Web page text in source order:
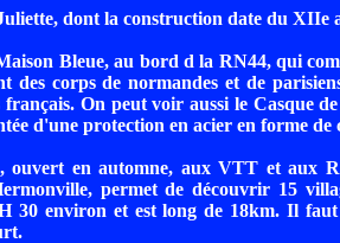
dont la construction date du XIIe
Bleue, au bord d la RN44, qui
des corps de normandes et de
français. On peut voir aussi le Casque
d'une protection en acier en forme de
ouvert en automne, aux VTT et aux
permet de découvrir 15
30 environ et est long de 18km. Il